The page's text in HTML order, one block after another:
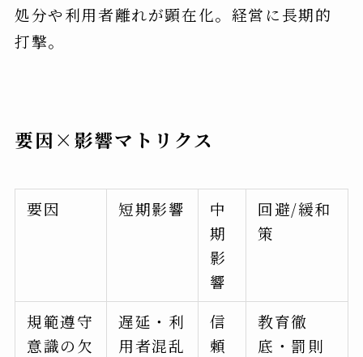
処分や利用者離れが顕在化。経営に長期的
打撃。
要因×影響マトリクス
要因 短期影響
中
期
影
響
回避/緩和
策
規範遵守
意識の欠
遅延・利
用者混乱
信
頼
教育徹
底・罰則